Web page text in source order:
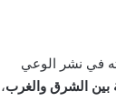
ليواصل مهمته في نشر الوعي
الشرق والغرب،